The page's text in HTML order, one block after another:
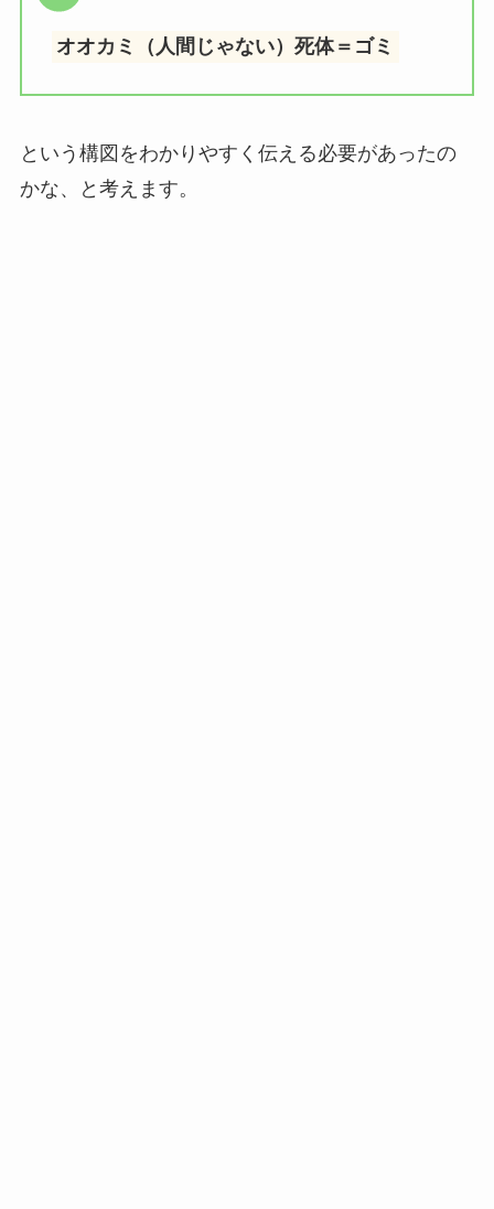
オオカミ（人間じゃない）死体＝ゴミ
という構図をわかりやすく伝える必要があったの
かな、と考えます。